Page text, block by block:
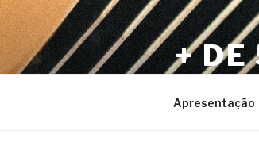
Pular
para
o
conteúdo
+ DE
Apresentação